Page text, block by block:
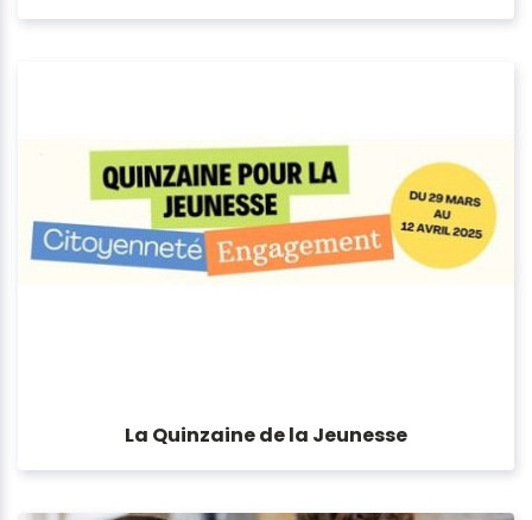
La Quinzaine de la Jeunesse